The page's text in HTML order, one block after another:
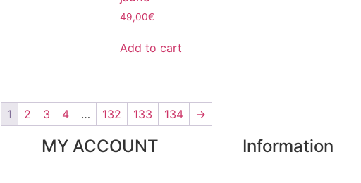
49,00€
Add to cart
1 2 3 4 … 132 133 134 →
MY ACCOUNT Information